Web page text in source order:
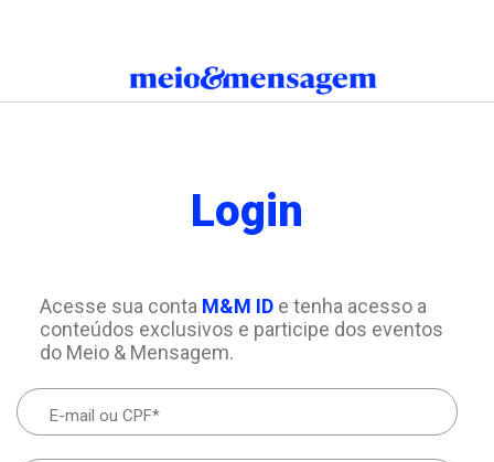
Login
Acesse sua conta M&M IDe tenha acesso a
conteúdos exclusivos e participe dos eventos
do Meio & Mensagem.